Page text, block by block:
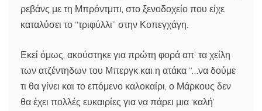
ρεβάνς με τη Μπρόντμπι, στο ξενοδοχείο που είχε
καταλύσει το “τριφύλλι” στην Κοπεγχάγη.
Εκεί όμως, ακούστηκε για πρώτη φορά απ’ τα χείλη
των ατζέντηδων του Μπεργκ και η ατάκα “…να δούμε
τι θα γίνει και το επόμενο καλοκαίρι, ο Μάρκους δεν
θα έχει πολλές ευκαιρίες για να πάρει μια ‘καλή’